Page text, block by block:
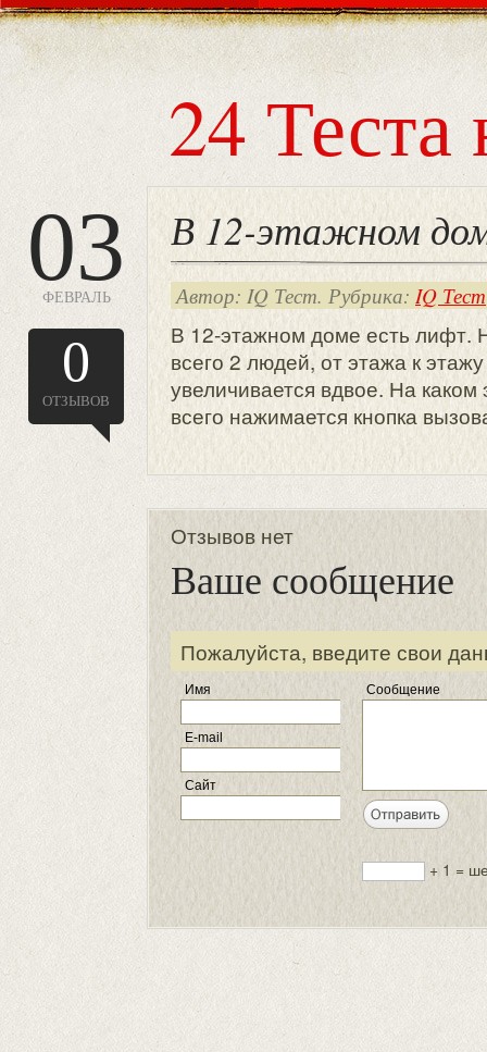
24 Теста
03
ФЕВРАЛЬ
0
ОТЗЫВОВ
В 12-этажном
Автор: IQ Тест. Рубрика: IQ Тест
В 12-этажном доме есть лифт.
всего 2 людей, от этажа к
увеличивается вдвое. На
всего нажимается кнопка
Отзывов нет
Ваше сообщение
Пожалуйста, введите свои
Имя
E-mail
Сайт
Сообщение
+ 1 =